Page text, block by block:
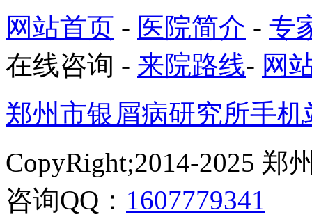
网站首页 - 医院简介 - 专
在线咨询 - 来院路线- 网
郑州市银屑病研究所手机
CopyRight;2014-2025 郑
咨询QQ： 1607779341